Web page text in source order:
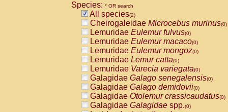
Species: * OR search
All species(2)
Cheirogaleidae Microcebus murinus(0)
Lemuridae Eulemur fulvus(0)
Lemuridae Eulemur macaco(0)
Lemuridae Eulemur mongoz(0)
Lemuridae Lemur catta(0)
Lemuridae Varecia variegata(0)
Galagidae Galago senegalensis(0)
Galagidae Galago demidovii(0)
Galagidae Otolemur crassicaudatus(0)
Galagidae Galagidae spp.(0)